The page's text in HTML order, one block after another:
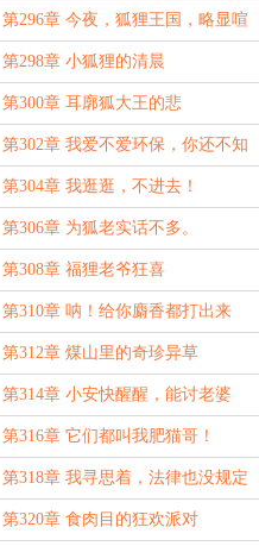
第296章 今夜，狐狸王国，略显喧
嚣。
第298章 小狐狸的清晨
第300章 耳廓狐大王的悲
第302章 我爱不爱环保，你还不知
道？
第304章 我逛逛，不进去！
第306章 为狐老实话不多。
第308章 福狸老爷狂喜
第310章 呐！给你麝香都打出来
【第三更求票】
第312章 煤山里的奇珍异草
第314章 小安快醒醒，能讨老婆
了！
第316章 它们都叫我肥猫哥！
第318章 我寻思着，法律也没规定
啊！
第320章 食肉目的狂欢派对